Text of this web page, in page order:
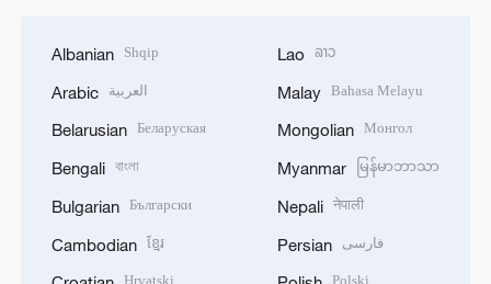
Albanian Shqip
Arabic العربية
Belarusian Беларуская
Bengali বাংলা
Bulgarian Български
Cambodian ខ្មែរ
Lao ລາວ
Malay Bahasa Melayu
Mongolian Монгол
Myanmar မြန်မာဘာသာ
Nepali नेपाली
Persian فارسی